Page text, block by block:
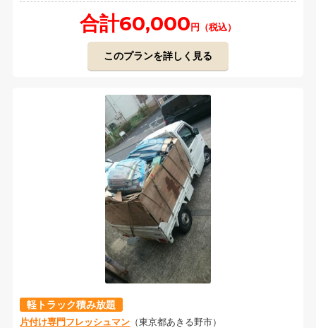
合計60,000 円（税込）
このプランを詳しく見る
軽トラック積み放題
片付け専門フレッシュマン （東京都あきる野市）